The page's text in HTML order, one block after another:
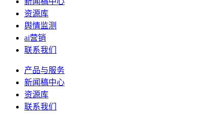
资源库
舆情监测
ai营销
联系我们
产品与服务
新闻稿中心
资源库
联系我们